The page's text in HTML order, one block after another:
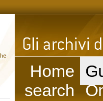
Home
search